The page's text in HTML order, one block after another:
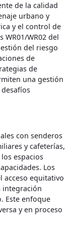
de la calidad
urbano y
y el control de
WR02 del
del riesgo
de
de
una gestión
con senderos
y cafeterías,
espacios
Los
acceso equitativo
integración
Este enfoque
y en proceso